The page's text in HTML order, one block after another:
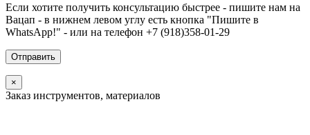
Если хотите получить консультацию быстрее - пишите нам на
Вацап - в нижнем левом углу есть кнопка "Пишите в
WhatsApp!" - или на телефон +7 (918)358-01-29
×
Заказ инструментов, материалов